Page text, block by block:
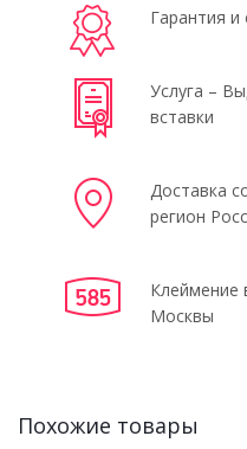
Гарантия и
Услуга –
вставки
Доставка
регион
Клеймение
Москвы
Похожие товары